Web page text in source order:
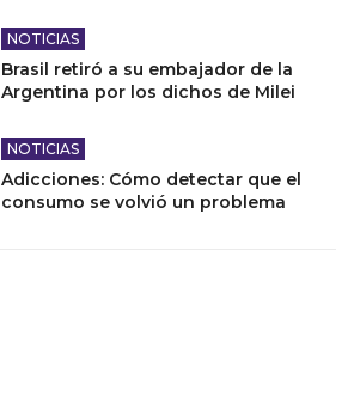
NOTICIAS
Brasil retiró a su embajador de la
Argentina por los dichos de Milei
NOTICIAS
Adicciones: Cómo detectar que el
consumo se volvió un problema